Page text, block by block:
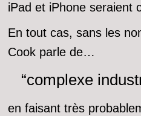
iPad et iPhone seraient
En tout cas, sans les
Cook parle de…
“complexe
en faisant très